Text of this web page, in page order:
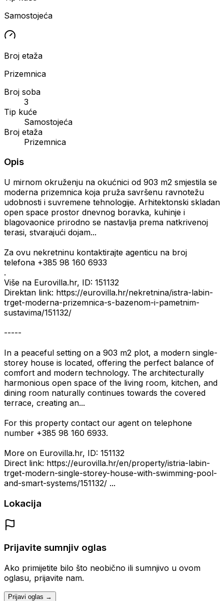
Samostojeća
Broj etaža
Prizemnica
Broj soba
3
Tip kuće
Samostojeća
Broj etaža
Prizemnica
Opis
U mirnom okruženju na okućnici od 903 m2 smjestila se
moderna prizemnica koja pruža savršenu ravnotežu
udobnosti i suvremene tehnologije. Arhitektonski skladan
open space prostor dnevnog boravka, kuhinje i
blagovaonice prirodno se nastavlja prema natkrivenoj
terasi, stvarajući dojam...
Za ovu nekretninu kontaktirajte agenticu na broj
telefona +385 98 160 6933
.
Više na Eurovilla.hr, ID: 151132
Direktan link: https://eurovilla.hr/nekretnina/istra-labin-
trget-moderna-prizemnica-s-bazenom-i-pametnim-
sustavima/151132/
-----
In a peaceful setting on a 903 m2 plot, a modern single-
storey house is located, offering the perfect balance of
comfort and modern technology. The architecturally
harmonious open space of the living room, kitchen, and
dining room naturally continues towards the covered
terrace, creating an...
For this property contact our agent on telephone
number +385 98 160 6933.
More on Eurovilla.hr, ID: 151132
Direct link: https://eurovilla.hr/en/property/istria-labin-
trget-modern-single-storey-house-with-swimming-pool-
and-smart-systems/151132/ ...
Lokacija
Prijavite sumnjiv oglas
Ako primijetite bilo što neobično ili sumnjivo u ovom
oglasu, prijavite nam.
Prijavi oglas →